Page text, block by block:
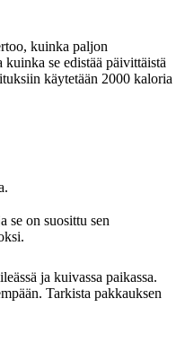
kuinka paljon
kuinka se edistää päivittäistä
käytetään 2000 kaloria
se on suosittu sen
ja kuivassa paikassa.
Tarkista pakkauksen